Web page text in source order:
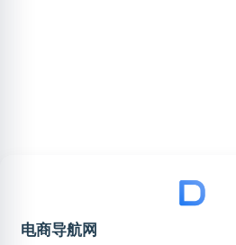
电商导航网